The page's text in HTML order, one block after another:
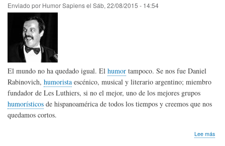
Enviado por Humor Sapiensel Sáb, 22/08/2015 - 14:54
El mundo no ha quedado igual. El humor tampoco. Se nos fue Daniel
Rabinovich, humorista escénico, musical y literario argentino; miembro
fundador de Les Luthiers, si no el mejor, uno de los mejores grupos
humorísticos de hispanoamérica de todos los tiempos y creemos que nos
quedamos cortos.
Lee más